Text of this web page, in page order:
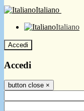
Italiano
Italiano
Accedi
Accedi
button close ×